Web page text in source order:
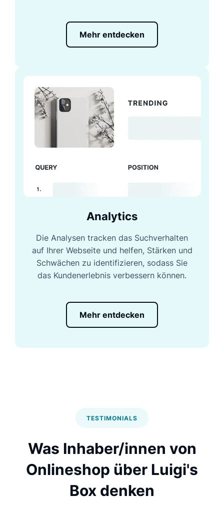
Mehr entdecken
Analytics
Die Analysen tracken das Suchverhalten
auf Ihrer Webseite und helfen, Stärken und
Schwächen zu identifizieren, sodass Sie
das Kundenerlebnis verbessern können.
Mehr entdecken
TESTIMONIALS
Was Inhaber/innen von
Onlineshop über Luigi's
Box denken